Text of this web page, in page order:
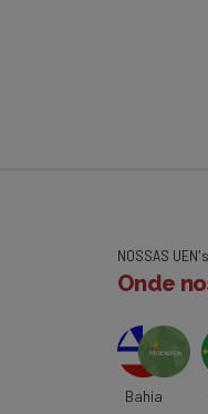
NOSSAS UEN's
Onde
Bahia